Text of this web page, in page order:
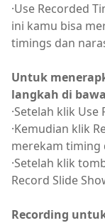
·Use Recorded
ini kamu bisa
timings dan
Untuk
langkah di
·Setelah klik
·Kemudian klik
merekam timing
·Setelah klik
Record Slide
Recording